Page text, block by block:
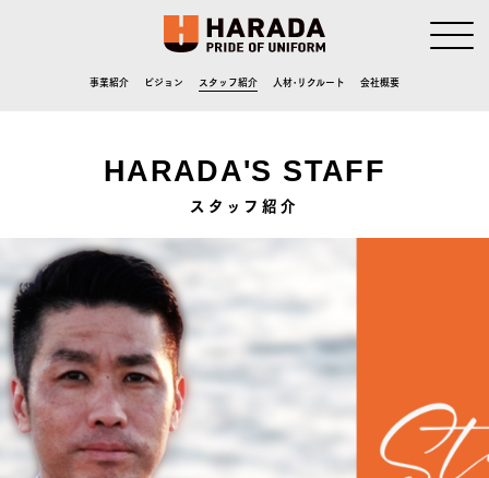
事業紹介 ビジョン スタッフ紹介 人材･リクルート 会社概要
HARADA'S STAFF
スタッフ紹介